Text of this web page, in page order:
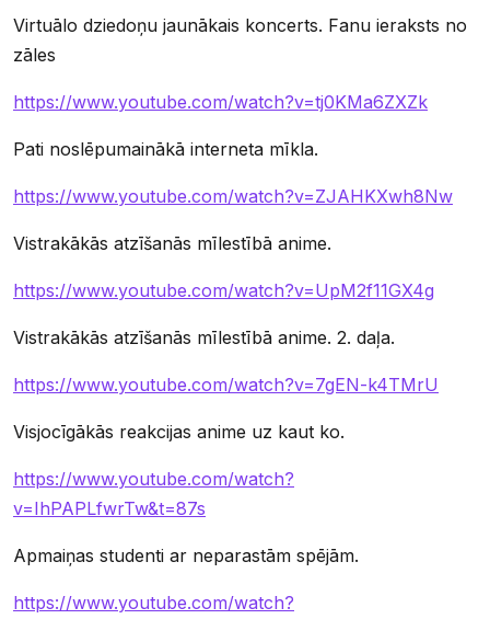
Virtuālo dziedoņu jaunākais koncerts. Fanu ieraksts no
zāles
https://www.youtube.com/watch?v=tj0KMa6ZXZk
Pati noslēpumainākā interneta mīkla.
https://www.youtube.com/watch?v=ZJAHKXwh8Nw
Vistrakākās atzīšanās mīlestībā anime.
https://www.youtube.com/watch?v=UpM2f11GX4g
Vistrakākās atzīšanās mīlestībā anime. 2. daļa.
https://www.youtube.com/watch?v=7gEN-k4TMrU
Visjocīgākās reakcijas anime uz kaut ko.
https://www.youtube.com/watch?
v=IhPAPLfwrTw&t=87s
Apmaiņas studenti ar neparastām spējām.
https://www.youtube.com/watch?